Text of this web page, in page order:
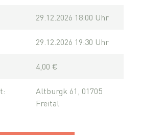
29.12.2026 18:00 Uhr
29.12.2026 19:30 Uhr
4,00 €
Altburgk 61, 01705
Freital